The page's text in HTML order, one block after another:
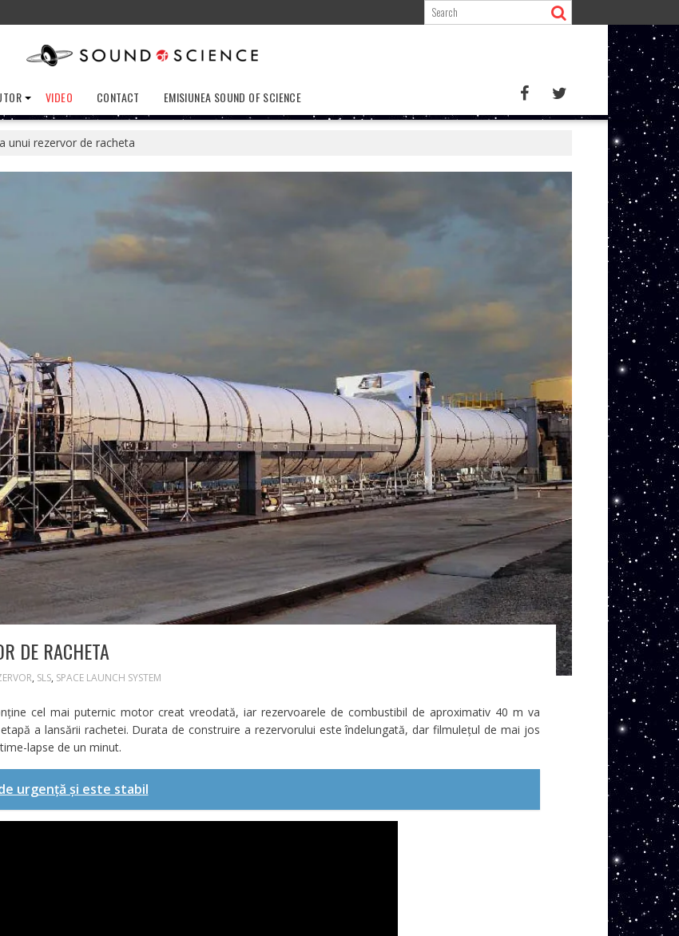
VIDEO CONTACT EMISIUNEA SOUND OF SCIENCE
unui rezervor de racheta
DE RACHETA
, SLS, SPACE LAUNCH SYSTEM
cel mai puternic motor creat vreodată, iar rezervoarele de combustibil de aproximativ 40 m va
a lansării rachetei. Durata de construire a rezervorului este îndelungată, dar filmulețul de mai jos
lapse de un minut.
urgență și este stabil